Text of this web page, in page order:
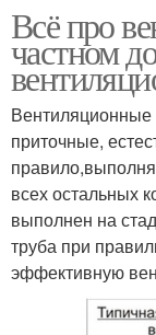
Всё про
частном
Вентиляционные
приточные,
всех остальных
выполнен на
труба при
эффективную